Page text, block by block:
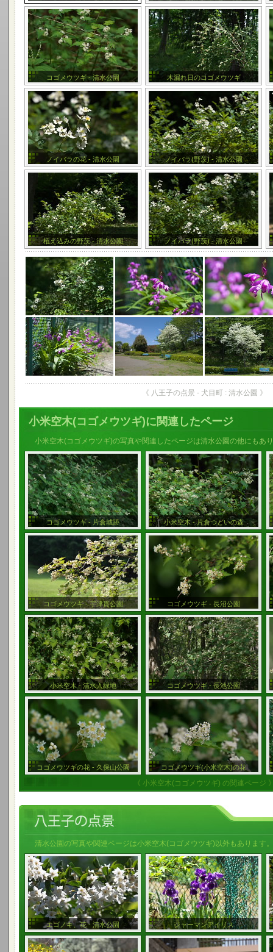
コゴメウツギ - 清水公園 木漏れ日のコゴメウツギ
ノイバラの花 - 清水公園 ノイバラ(野茨) - 清水公園
植え込みの野茨 - 清水公園 ノイバラ(野茨) - 清水公園
《 八王子の点景 - 犬目町 : 清水公園 》
小米空木(コゴメウツギ)に関連したページ
小米空木(コゴメウツギ)の写真や関連したページは清水公園の他にもあ
コゴメウツギ - 片倉城跡 小米空木 - 片倉つどいの森
コゴメウツギ - 宇津貫公園 コゴメウツギ - 長沼公園
小米空木 - 清水入緑地 コゴメウツギ - 長池公園
コゴメウツギの花 - 久保山公園 コゴメウツギ(小米空木)の花
《 小米空木(コゴメウツギ) の関連ページ
清水公園の写真や関連ページは小米空木(コゴメウツギ)以外もあります。
エゴノキ、花 - 清水公園 ジャーマンアイリス